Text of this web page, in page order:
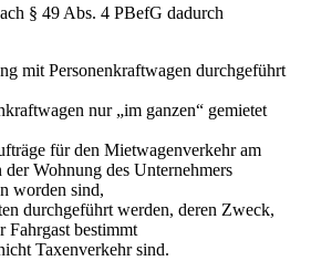
§ 49 Abs. 4 PBefG dadurch
mit Personenkraftwagen durchgeführt
nur „im ganzen“ gemietet
für den Mietwagenverkehr am
Wohnung des Unternehmers
worden sind,
durchgeführt werden, deren Zweck,
bestimmt
Taxenverkehr sind.